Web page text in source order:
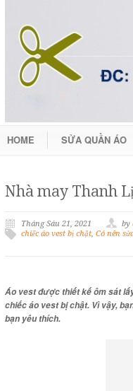
HOME SỬA QUẦN ÁO
Nhà may Thanh
Tháng Sáu 21, 2021 by
chiếc áo vest bị chật, Có nên
Áo vest được thiết kế ôm sát
chiếc áo vest bị chật. Vì vậy,
bạn yêu thích.